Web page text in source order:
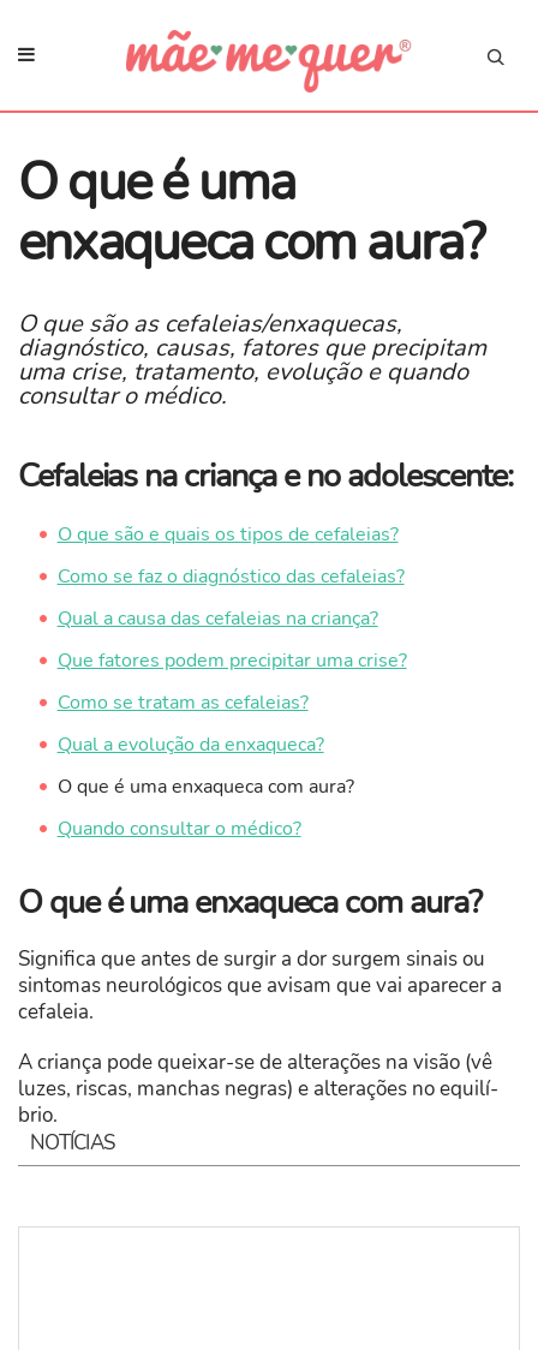
​O que é uma
enxaqueca com aura?
O que são as cefaleias/enxaquecas,
diagnóstico, causas, fatores que precipitam
uma crise, tratamento, evolução e quando
consultar o médico.
Cefaleias na criança e no adolescente:
O que são e quais os tipos de cefaleias?
Como se faz o diagnóstico das cefaleias?
Qual a causa das cefaleias na criança?
Que fatores podem precipitar uma crise?
Como se tratam as cefaleias?
Qual a evolução da enxaqueca?
O que é uma enxaqueca com aura?
Quando consultar o médico?
O que é uma enxaqueca com aura?
Significa que antes de surgir a dor surgem sinais ou
sintomas neurológicos que avisam que vai aparecer a
cefaleia.
A criança pode queixar-se de alterações na visão (vê
luzes, riscas, manchas negras) e alterações no equilí­
brio.
NOTÍCIAS